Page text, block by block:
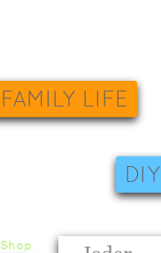
DIY
FAMILY LIFE
Shop